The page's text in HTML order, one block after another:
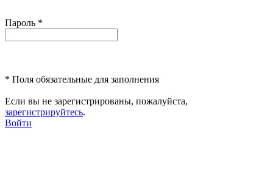
Пароль *
* Поля обязательные для заполнения
Если вы не зарегистрированы, пожалуйста,
зарегистрируйтесь.
Войти